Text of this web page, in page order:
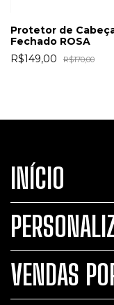
Protetor de
Fechado ROSA
R$149,00
R$170,00
INÍCIO
VENDAS